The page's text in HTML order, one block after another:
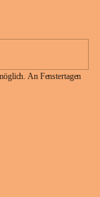
An Fenstertagen